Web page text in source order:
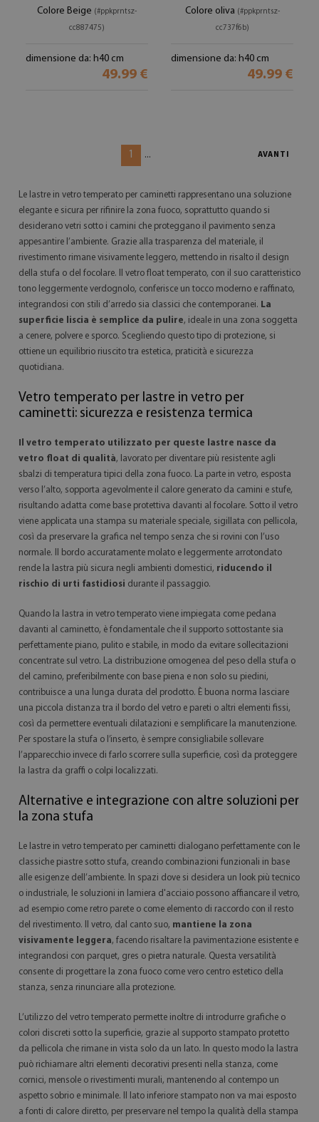
Colore Beige (#ppkprntsz-
cc887475)
dimensione da: h40 cm
49.99 €
Colore oliva (#ppkprntsz-
cc737f6b)
dimensione da: h40 cm
49.99 €
1 ... AVANTI
Le lastre in vetro temperato per caminetti rappresentano una soluzione
elegante e sicura per rifinire la zona fuoco, soprattutto quando si
desiderano vetri sotto i camini che proteggano il pavimento senza
appesantire l’ambiente. Grazie alla trasparenza del materiale, il
rivestimento rimane visivamente leggero, mettendo in risalto il design
della stufa o del focolare. Il vetro float temperato, con il suo caratteristico
tono leggermente verdognolo, conferisce un tocco moderno e raffinato,
integrandosi con stili d’arredo sia classici che contemporanei. La
superficie liscia è semplice da pulire, ideale in una zona soggetta
a cenere, polvere e sporco. Scegliendo questo tipo di protezione, si
ottiene un equilibrio riuscito tra estetica, praticità e sicurezza
quotidiana.
Vetro temperato per lastre in vetro per
caminetti: sicurezza e resistenza termica
Il vetro temperato utilizzato per queste lastre nasce da
vetro float di qualità, lavorato per diventare più resistente agli
sbalzi di temperatura tipici della zona fuoco. La parte in vetro, esposta
verso l’alto, sopporta agevolmente il calore generato da camini e stufe,
risultando adatta come base protettiva davanti al focolare. Sotto il vetro
viene applicata una stampa su materiale speciale, sigillata con pellicola,
così da preservare la grafica nel tempo senza che si rovini con l’uso
normale. Il bordo accuratamente molato e leggermente arrotondato
rende la lastra più sicura negli ambienti domestici, riducendo il
rischio di urti fastidiosi durante il passaggio.
Quando la lastra in vetro temperato viene impiegata come pedana
davanti al caminetto, è fondamentale che il supporto sottostante sia
perfettamente piano, pulito e stabile, in modo da evitare sollecitazioni
concentrate sul vetro. La distribuzione omogenea del peso della stufa o
del camino, preferibilmente con base piena e non solo su piedini,
contribuisce a una lunga durata del prodotto. È buona norma lasciare
una piccola distanza tra il bordo del vetro e pareti o altri elementi fissi,
così da permettere eventuali dilatazioni e semplificare la manutenzione.
Per spostare la stufa o l’inserto, è sempre consigliabile sollevare
l’apparecchio invece di farlo scorrere sulla superficie, così da proteggere
la lastra da graffi o colpi localizzati.
Alternative e integrazione con altre soluzioni per
la zona stufa
Le lastre in vetro temperato per caminetti dialogano perfettamente con le
classiche piastre sotto stufa, creando combinazioni funzionali in base
alle esigenze dell’ambiente. In spazi dove si desidera un look più tecnico
o industriale, le soluzioni in lamiera d'acciaio possono affiancare il vetro,
ad esempio come retro parete o come elemento di raccordo con il resto
del rivestimento. Il vetro, dal canto suo, mantiene la zona
visivamente leggera, facendo risaltare la pavimentazione esistente e
integrandosi con parquet, gres o pietra naturale. Questa versatilità
consente di progettare la zona fuoco come vero centro estetico della
stanza, senza rinunciare alla protezione.
L’utilizzo del vetro temperato permette inoltre di introdurre grafiche o
colori discreti sotto la superficie, grazie al supporto stampato protetto
da pellicola che rimane in vista solo da un lato. In questo modo la lastra
può richiamare altri elementi decorativi presenti nella stanza, come
cornici, mensole o rivestimenti murali, mantenendo al contempo un
aspetto sobrio e minimale. Il lato inferiore stampato non va mai esposto
a fonti di calore diretto, per preservare nel tempo la qualità della stampa